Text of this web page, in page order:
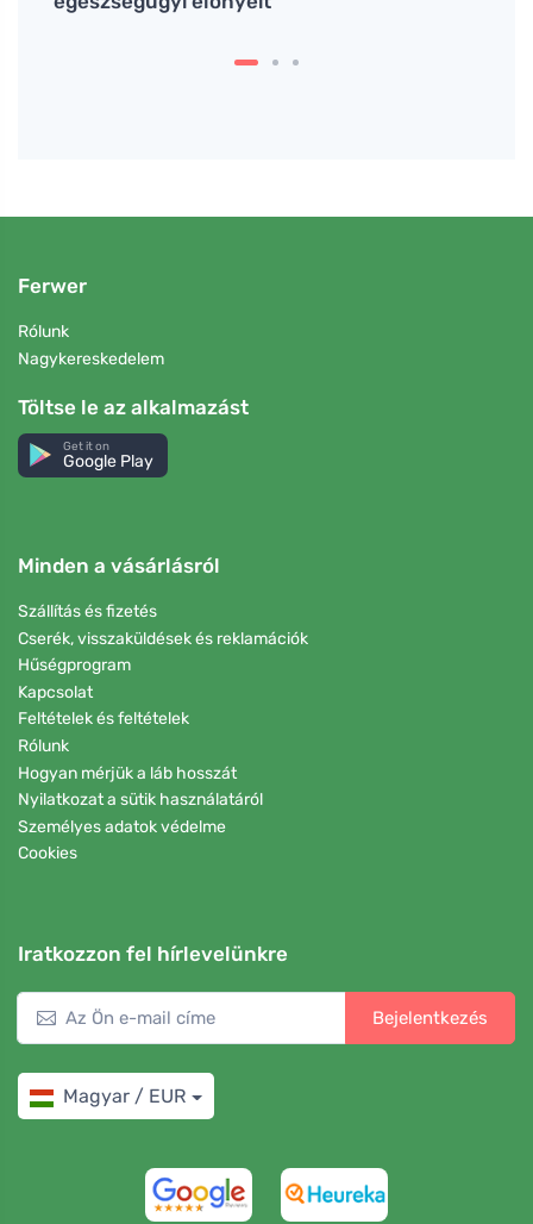
Ferwer
Rólunk
Nagykereskedelem
Töltse le az alkalmazást
Get it on
Google Play
Minden a vásárlásról
Szállítás és fizetés
Cserék, visszaküldések és reklamációk
Hűségprogram
Kapcsolat
Feltételek és feltételek
Rólunk
Hogyan mérjük a láb hosszát
Nyilatkozat a sütik használatáról
Személyes adatok védelme
Cookies
Iratkozzon fel hírlevelünkre
Bejelentkezés
Magyar / EUR